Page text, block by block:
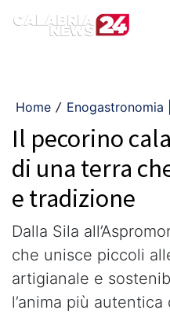
Home / Enogastronomia
Il pecorino
di una terra
e tradizione
Dalla Sila
che unisce piccoli
artigianale e
l’anima più